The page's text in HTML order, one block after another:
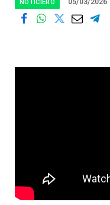
NOTICIERO 05/03/2026